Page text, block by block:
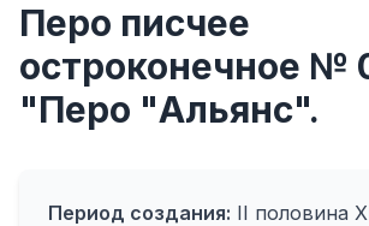
Перо писчее
остроконечное №
"Перо "Альянс".
Период создания: II половина